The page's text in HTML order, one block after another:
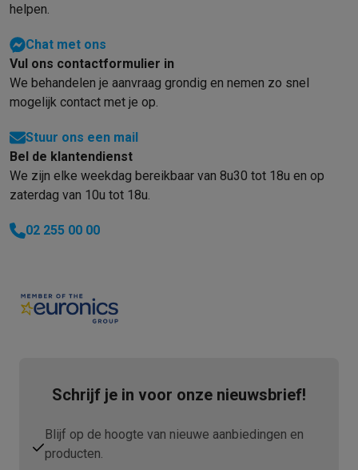
helpen.
Chat met ons
Vul ons contactformulier in
We behandelen je aanvraag grondig en nemen zo snel
mogelijk contact met je op.
Stuur ons een mail
Bel de klantendienst
We zijn elke weekdag bereikbaar van 8u30 tot 18u en op
zaterdag van 10u tot 18u.
02 255 00 00
Schrijf je in voor onze nieuwsbrief!
Blijf op de hoogte van nieuwe aanbiedingen en
producten.